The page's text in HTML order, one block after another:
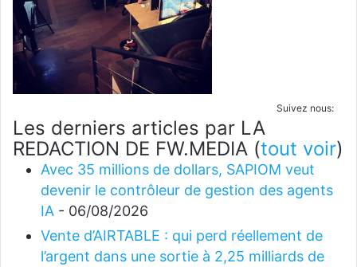
Suivez nous:
Les derniers articles par LA
REDACTION DE FW.MEDIA (tout voir)
Avec 35 millions de dollars, SAPIOM veut
devenir le contrôleur de gestion des agents
IA - 06/08/2026
Vente d’AIRTABLE : qui perd réellement de
l’argent dans une sortie à 2,25 milliards de